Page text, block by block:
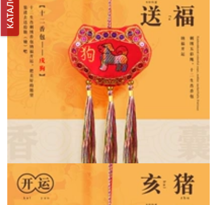
КАТАЛОГ